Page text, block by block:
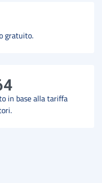
gratuito.
in base alla tariffa